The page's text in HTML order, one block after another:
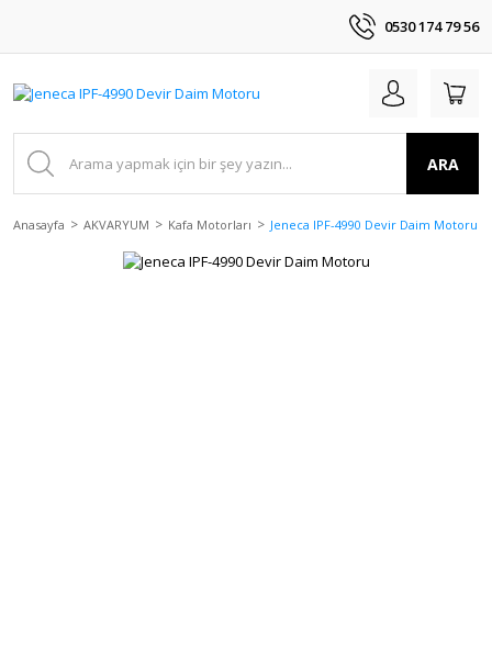
0530 174 79 56
ARA
Anasayfa AKVARYUM Kafa Motorları Jeneca IPF-4990 Devir Daim Motoru